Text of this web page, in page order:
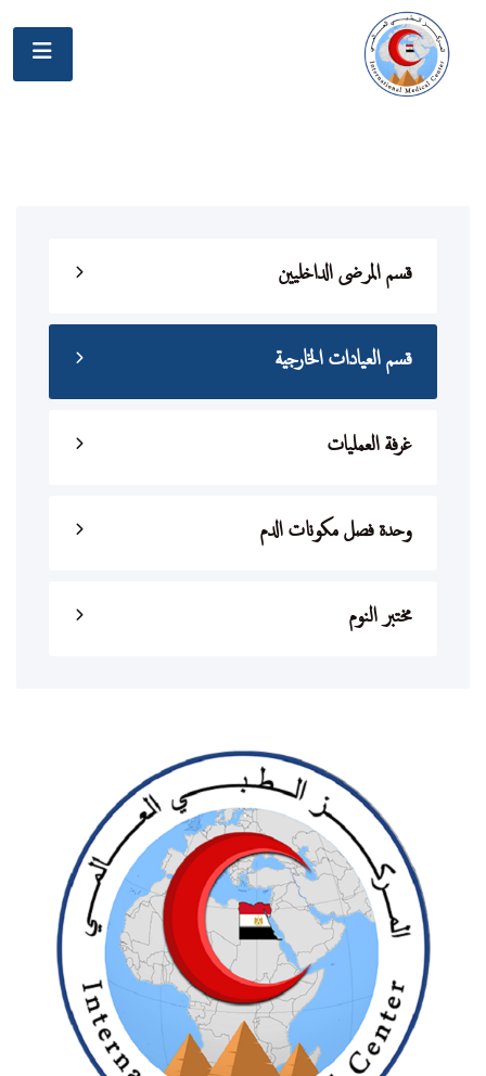
قسم المرضى الداخليين
قسم العيادات الخارجية
غرفة العمليات
وحدة فصل مكونات الدم
مختبر النوم